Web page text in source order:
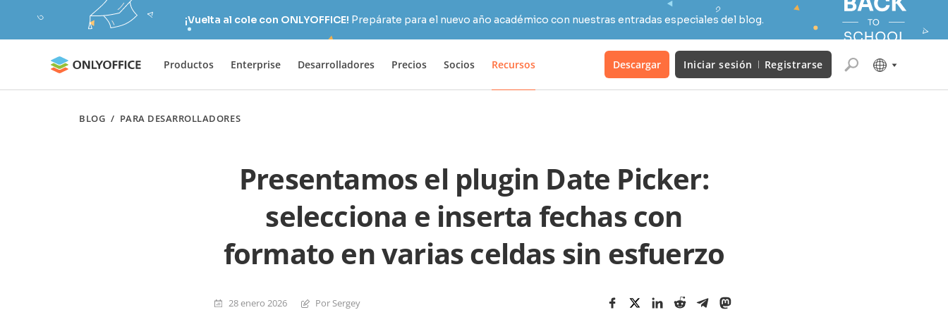
¡Vuelta al cole con ONLYOFFICE! Prepárate para el nuevo año académico con nuestras entradas especiales del blog.
Productos Enterprise Desarrolladores Precios Socios Recursos Descargar Iniciar sesión Registrarse
BLOG / PARA DESARROLLADORES
Presentamos el plugin Date Picker:
selecciona e inserta fechas con
formato en varias celdas sin esfuerzo
28 enero 2026 Por Sergey